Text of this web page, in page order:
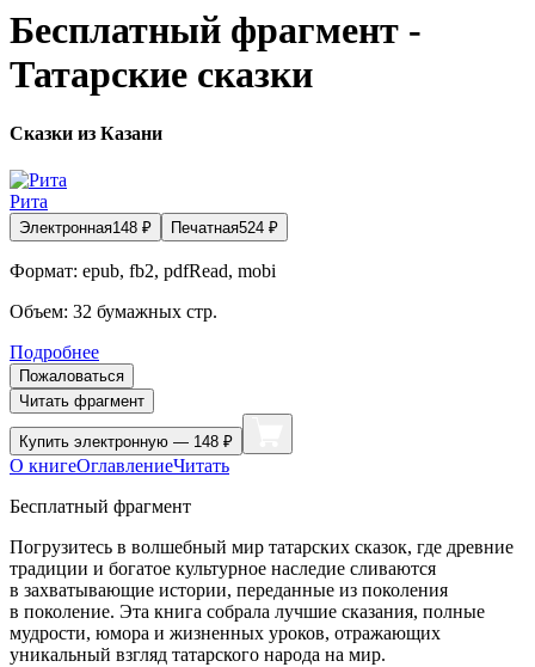
Бесплатный фрагмент -
Татарские сказки
Сказки из Казани
Рита
Электронная148 ₽ Печатная524 ₽
Формат: epub, fb2, pdfRead, mobi
Объем: 32 бумажных стр.
Подробнее
Пожаловаться
Читать фрагмент
Купить электронную — 148 ₽
О книгеОглавлениеЧитать
Бесплатный фрагмент
Погрузитесь в волшебный мир татарских сказок, где древние
традиции и богатое культурное наследие сливаются
в захватывающие истории, переданные из поколения
в поколение. Эта книга собрала лучшие сказания, полные
мудрости, юмора и жизненных уроков, отражающих
уникальный взгляд татарского народа на мир.